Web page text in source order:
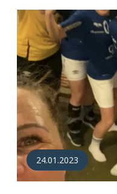
24.01.2023